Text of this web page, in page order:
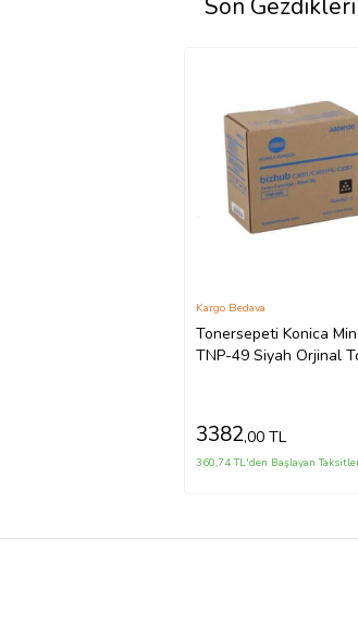
Son
Tonersepeti Konica
TNP-49 Siyah Orjinal
Kargo Bedava
3382,00 TL
360,74 TL'den Başlayan